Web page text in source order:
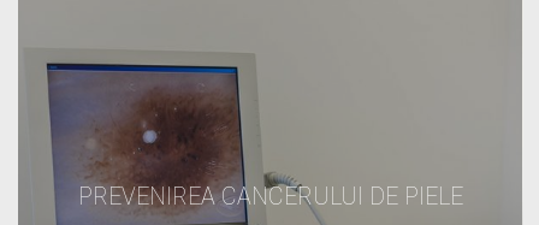
PREVENIREA CANCERULUI DE PIELE